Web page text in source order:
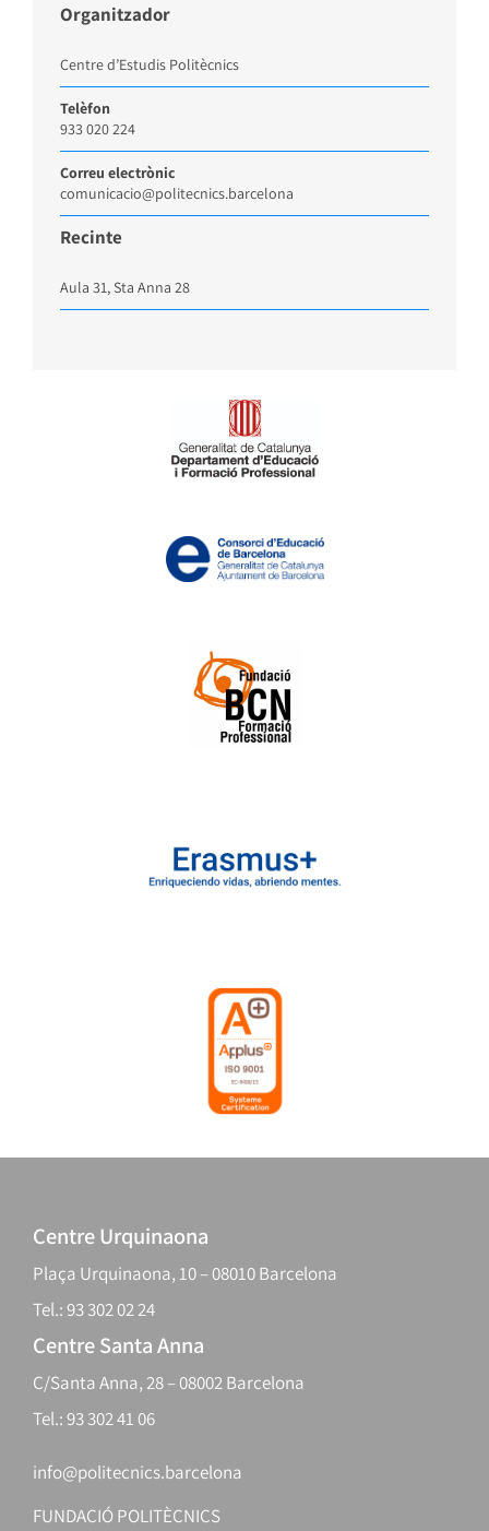
Recinte
Aula 31, Sta Anna 28
Organitzador
Centre d’Estudis Politècnics
Telèfon
933 020 224
Correu electrònic
comunicacio@politecnics.barcelona
Centre Urquinaona
Plaça Urquinaona, 10 – 08010 Barcelona
Tel.: 93 302 02 24
Centre Santa Anna
C/Santa Anna, 28 – 08002 Barcelona
Tel.: 93 302 41 06
info@politecnics.barcelona
FUNDACIÓ POLITÈCNICS